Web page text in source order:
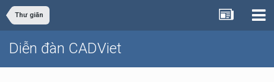
Thư giãn
Diễn đàn CADViet